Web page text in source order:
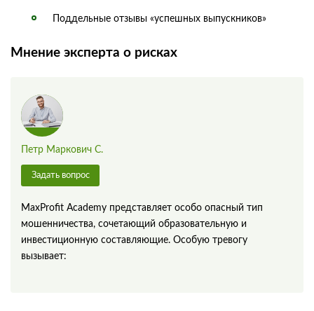
Поддельные отзывы «успешных выпускников»
Мнение эксперта о рисках
Петр Маркович С.
Задать вопрос
MaxProfit Academy представляет особо опасный тип
мошенничества, сочетающий образовательную и
инвестиционную составляющие. Особую тревогу
вызывает: